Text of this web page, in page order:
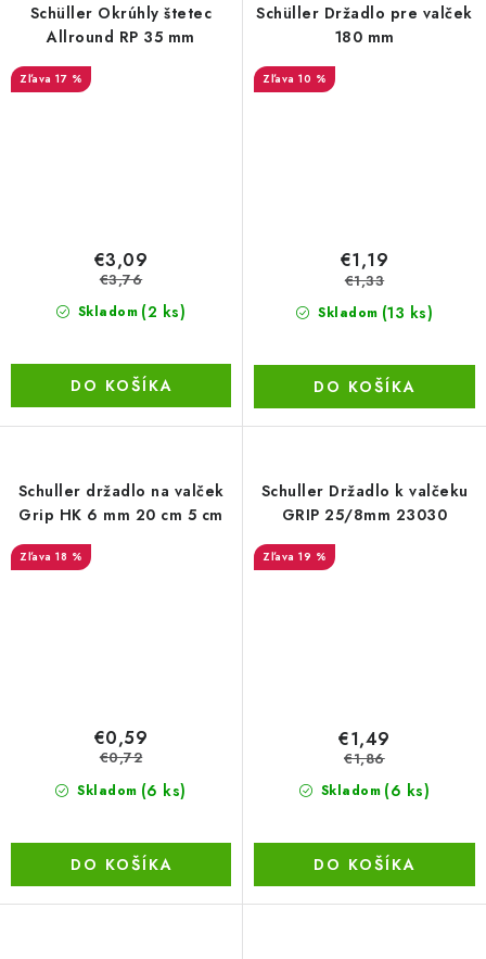
Schüller Okrúhly štetec
Allround RP 35 mm
17 %
Skladom (2 ks)
€3,09
€3,76
DO KOŠÍKA
Schüller Držadlo pre valček
180 mm
10 %
Skladom (13 ks)
€1,19
€1,33
DO KOŠÍKA
Schuller držadlo na valček
Grip HK 6 mm 20 cm 5 cm
18 %
Skladom (6 ks)
€0,59
€0,72
DO KOŠÍKA
Schuller Držadlo k valčeku
GRIP 25/8mm 23030
19 %
Skladom (6 ks)
€1,49
€1,86
DO KOŠÍKA